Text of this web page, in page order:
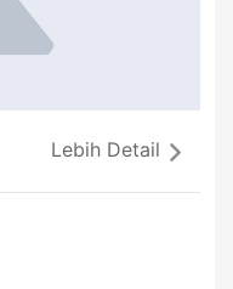
Lebih Detail